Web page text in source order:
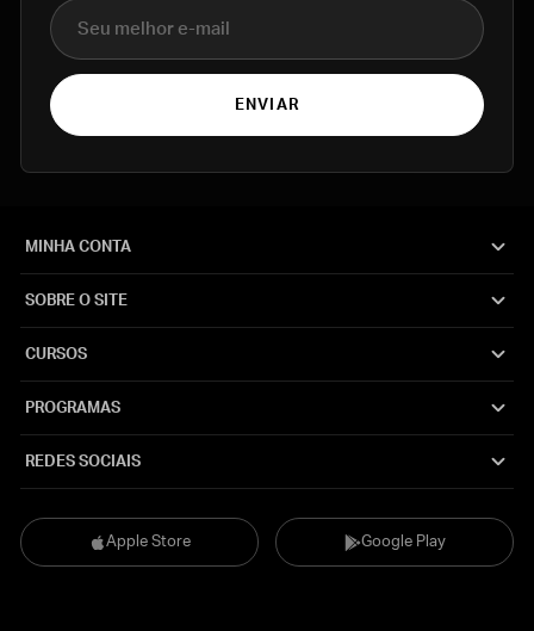
E-mail
ENVIAR
Apple Store Google Play
MINHA CONTA
SOBRE O SITE
CURSOS
PROGRAMAS
REDES SOCIAIS